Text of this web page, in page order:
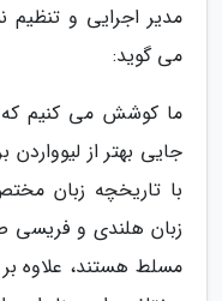
مدیر اجرایی و تنظیم
می گوید:
ما کوشش می کنیم که
جایی بهتر از
با تاریخچه زبان
زبان هلندی و فریسی